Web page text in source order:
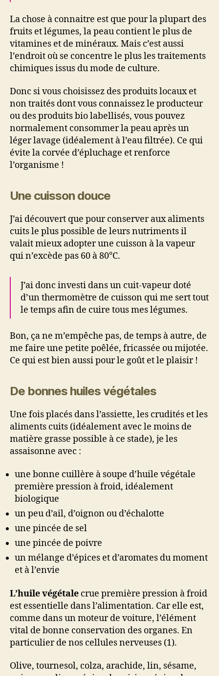
La chose à connaitre est que pour la plupart des
fruits et légumes, la peau contient le plus de
vitamines et de minéraux. Mais c’est aussi
l’endroit où se concentre le plus les traitements
chimiques issus du mode de culture.
Donc si vous choisissez des produits locaux et
non traités dont vous connaissez le producteur
ou des produits bio labellisés, vous pouvez
normalement consommer la peau après un
léger lavage (idéalement à l’eau filtrée). Ce qui
évite la corvée d’épluchage et renforce
l’organisme !
Une cuisson douce
J’ai découvert que pour conserver aux aliments
cuits le plus possible de leurs nutriments il
valait mieux adopter une cuisson à la vapeur
qui n’excède pas 60 à 80°C.
J’ai donc investi dans un cuit-vapeur doté
d’un thermomètre de cuisson qui me sert tout
le temps afin de cuire tous mes légumes.
Bon, ça ne m’empêche pas, de temps à autre, de
me faire une petite poêlée, fricassée ou mijotée.
Ce qui est bien aussi pour le goût et le plaisir !
De bonnes huiles végétales
Une fois placés dans l’assiette, les crudités et les
aliments cuits (idéalement avec le moins de
matière grasse possible à ce stade), je les
assaisonne avec :
une bonne cuillère à soupe d’huile végétale
première pression à froid, idéalement
biologique
un peu d’ail, d’oignon ou d’échalotte
une pincée de sel
une pincée de poivre
un mélange d’épices et d’aromates du moment
et à l’envie
L’huile végétale crue première pression à froid
est essentielle dans l’alimentation. Car elle est,
comme dans un moteur de voiture, l’élément
vital de bonne conservation des organes. En
particulier de nos cellules nerveuses (1).
Olive, tournesol, colza, arachide, lin, sésame,